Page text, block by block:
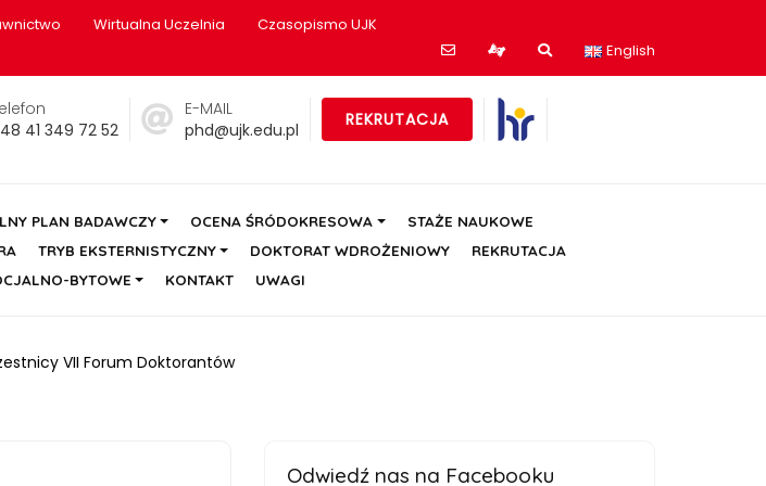
Wirtualna Uczelnia
Czasopismo UJK
English
41 349 72 52
E-MAIL
phd@ujk.edu.pl
REKRUTACJA
PLAN BADAWCZY OCENA ŚRÓDOKRESOWA
STAŻE NAUKOWE
TRYB EKSTERNISTYCZNY DOKTORAT WDROŻENIOWY
REKRUTACJA
BYTOWE KONTAKT UWAGI
VII Forum Doktorantów
Odwiedź nas na Facebooku